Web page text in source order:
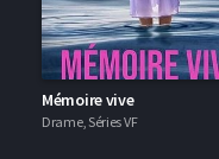
Mémoire vive
Drame, Séries VF